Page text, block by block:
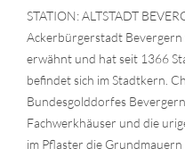
STATION: ALTSTADT
Ackerbürgerstadt
erwähnt und hat seit 1366
befindet sich im Stadtkern.
Bundesgolddorfes
Fachwerkhäuser und die
im Pflaster die